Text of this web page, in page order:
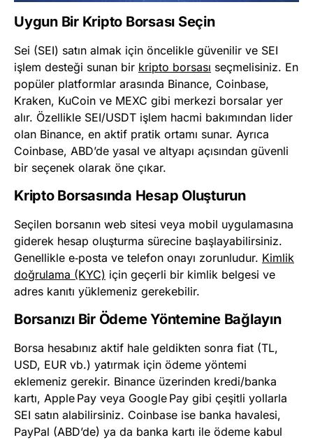
Uygun Bir Kripto Borsası Seçin
Sei (SEI) satın almak için öncelikle güvenilir ve SEI
işlem desteği sunan bir kripto borsası seçmelisiniz. En
popüler platformlar arasında Binance, Coinbase,
Kraken, KuCoin ve MEXC gibi merkezi borsalar yer
alır. Özellikle SEI/USDT işlem hacmi bakımından lider
olan Binance, en aktif pratik ortamı sunar. Ayrıca
Coinbase, ABD’de yasal ve altyapı açısından güvenli
bir seçenek olarak öne çıkar.
Kripto Borsasında Hesap Oluşturun
Seçilen borsanın web sitesi veya mobil uygulamasına
giderek hesap oluşturma sürecine başlayabilirsiniz.
Genellikle e‑posta ve telefon onayı zorunludur. Kimlik
doğrulama (KYC) için geçerli bir kimlik belgesi ve
adres kanıtı yüklemeniz gerekebilir.
Borsanızı Bir Ödeme Yöntemine Bağlayın
Borsa hesabınız aktif hale geldikten sonra fiat (TL,
USD, EUR vb.) yatırmak için ödeme yöntemi
eklemeniz gerekir. Binance üzerinden kredi/banka
kartı, Apple Pay veya Google Pay gibi çeşitli yollarla
SEI satın alabilirsiniz. Coinbase ise banka havalesi,
PayPal (ABD’de) ya da banka kartı ile ödeme kabul